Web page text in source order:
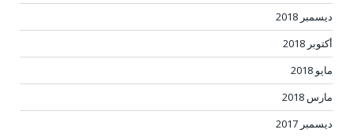
ديسمبر 2018
أكتوبر 2018
مايو 2018
مارس 2018
ديسمبر 2017